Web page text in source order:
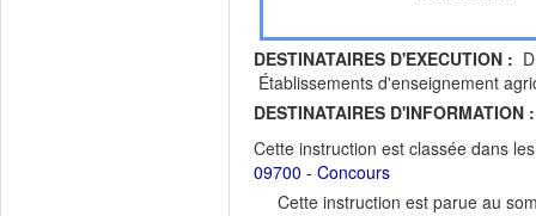
DESTINATAIRES D'EXECUTION :
Établissements d'enseignement
DESTINATAIRES D'INFORMATION :
Cette instruction est classée dans
09700 - Concours
Cette instruction est parue au